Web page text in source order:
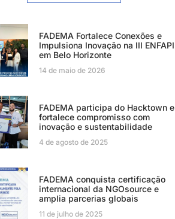
FADEMA Fortalece Conexões e
Impulsiona Inovação na III ENFAPI
em Belo Horizonte
14 de maio de 2026
FADEMA participa do Hacktown e
fortalece compromisso com
inovação e sustentabilidade
4 de agosto de 2025
FADEMA conquista certificação
internacional da NGOsource e
amplia parcerias globais
11 de julho de 2025